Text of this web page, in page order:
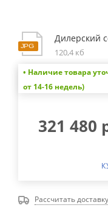
Дилерский
120,4 кб
• Наличие товара
от 14-16 недель)
321 480
Рассчитать доставку